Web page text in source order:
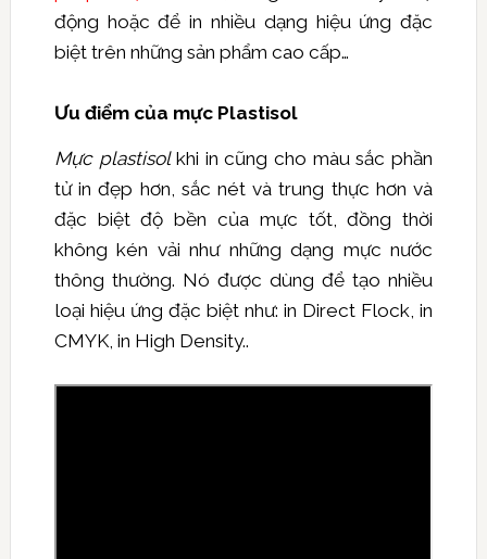
động hoặc để in nhiều dạng hiệu ứng đặc
biệt trên những sản phẩm cao cấp…
Ưu điểm của mực Plastisol
Mực plastisolkhi in cũng cho màu sắc phần
tử in đẹp hơn, sắc nét và trung thực hơn và
đặc biệt độ bền của mực tốt, đồng thời
không kén vải như những dạng mực nước
thông thường. Nó được dùng để tạo nhiều
loại hiệu ứng đặc biệt như: in Direct Flock, in
CMYK, in High Density..